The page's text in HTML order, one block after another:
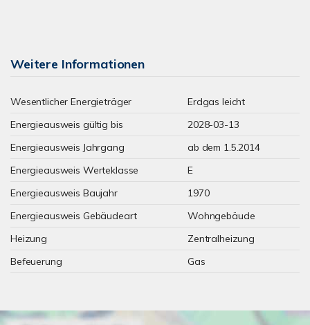
Weitere Informationen
Wesentlicher Energieträger
Erdgas leicht
Energieausweis gültig bis
2028-03-13
Energieausweis Jahrgang
ab dem 1.5.2014
Energieausweis Werteklasse
E
Energieausweis Baujahr
1970
Energieausweis Gebäudeart
Wohngebäude
Heizung
Zentralheizung
Befeuerung
Gas